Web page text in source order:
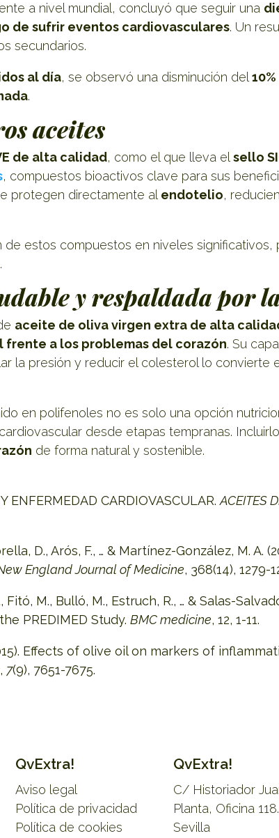
a nivel mundial, concluyó que seguir una
de sufrir eventos cardiovasculares. Un
secundarios.
al día, se observó una disminución del
.
aceites
de alta calidad, como el que lleva elsello
, compuestos bioactivos clave para sus
protegen directamente alendotelio,
estos compuestos en niveles significativos,
y respaldada por
aceite de oliva virgen extra de alta
a los problemas del corazón. Su
la presión y reducir el colesterol lo convierte
en polifenoles no es solo una opción
desde etapas tempranas.
de forma natural y sostenible.
ENFERMEDAD CARDIOVASCULAR.ACEITES
D., Arós, F., … & Martínez-González, M. A.
England Journal of Medicine, 368(14), 1279-
M., Bulló, M., Estruch, R., … & Salas-
PREDIMED Study.BMC medicine, 12, 1-11.
Effects of olive oil on markers of
, 7(9), 7651-7675.
QvExtra!
Aviso legal
Política de privacidad
Política de cookies
QvExtra!
C/ Historiador
Planta, Oficina
Sevilla